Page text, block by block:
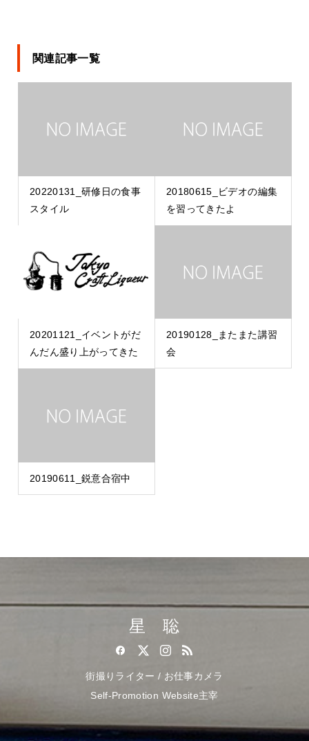
関連記事一覧
20220131_研修日の食事
スタイル
20180615_ビデオの編集
を習ってきたよ
20201121_イベントがだ
んだん盛り上がってきた
20190128_またまた講習
会
20190611_鋭意合宿中
星 聡
街撮りライター / お仕事カメラ
Self-Promotion Website主宰